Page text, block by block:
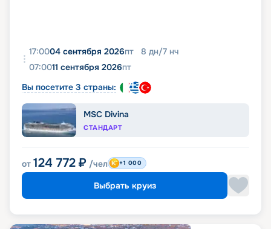
17:0004 сентября 2026пт 8 дн/7 нч
07:0011 сентября 2026пт
Вы посетите 3 страны:
MSC Divina
СТАНДАРТ
от 124 772 ₽ /чел +1 000
Выбрать круиз